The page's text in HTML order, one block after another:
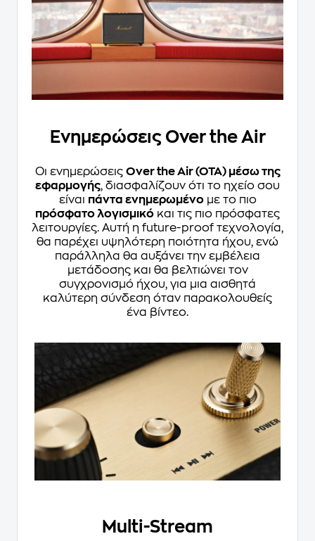
Ενημερώσεις Over the Air
Οι ενημερώσεις Over the Air (OTA) μέσω της
εφαρμογής, διασφαλίζουν ότι το ηχείο σου
είναι πάντα ενημερωμένομε το πιο
πρόσφατο λογισμικό και τις πιο πρόσφατες
λειτουργίες. Αυτή η future-proof τεχνολογία,
θα παρέχει υψηλότερη ποιότητα ήχου, ενώ
παράλληλα θα αυξάνει την εμβέλεια
μετάδοσης και θα βελτιώνει τον
συγχρονισμό ήχου, για μια αισθητά
καλύτερη σύνδεση όταν παρακολουθείς
ένα βίντεο.
Multi-Stream